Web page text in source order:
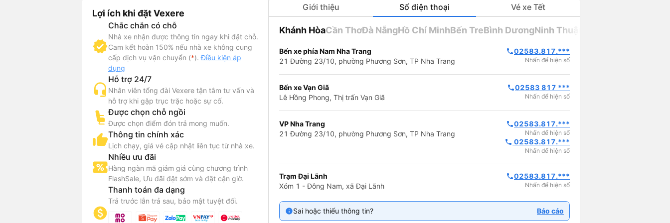
Lợi ích khi đặt Vexere
Chắc chắn có chỗ
Nhà xe nhận được thông tin ngay khi đặt chỗ.
Cam kết hoàn 150% nếu nhà xe không cung
cấp dịch vụ vận chuyển (*).Điều kiện áp
dụng
Hỗ trợ 24/7
Nhân viên tổng đài Vexere tận tâm tư vấn và
hỗ trợ khi gặp trục trặc hoặc sự cố.
Được chọn chỗ ngồi
Được chọn điểm đón trả mong muốn.
Thông tin chính xác
Lịch chạy, giá vé cập nhật liên tục từ nhà xe.
Nhiều ưu đãi
Hàng ngàn mã giảm giá cùng chương trình
FlashSale, Ưu đãi đặt sớm và đặt cận giờ.
Thanh toán đa dạng
Trả trước lẫn trả sau, bảo mật tuyệt đối.
Giới thiệu Số điện thoại Vé xe Tết
đi Nha Trang từ Sài Gòn
Linh nổi tiếng với dịch vụ vận chuyển hành khách chất lượng cao, đặc biệt là
Linh đi Nha Trang từ Sài Gòn. Với dòng xe Limousine 22 phòng đôi sang
nằm 34 và 38 chỗ, Hà Linh mang đến cho hành khách những trải nghiệm
và tiện nghi nhất trên hành trình dài. Không chỉ tập trung vào chất lượng
nhà xe Hà Linh còn chú trọng đến dịch vụ chăm sóc khách hàng, đảm bảo
của hành khách đều được đáp ứng một cách chu đáo.
Khánh HòaCần ThơĐà NẵngHồ Chí MinhBến TreBình DươngNinh Thuận
Bến xe phía Nam Nha Trang
21 Đường 23/10, phường Phương Sơn, TP Nha Trang
phone02583.817.***
Nhấn để hiện số
Bến xe Vạn Giã
Lê Hồng Phong, Thị trấn Vạn Giã
phone02583 817 ***
Nhấn để hiện số
VP Nha Trang
21 Đường 23/10, phường Phương Sơn, TP Nha Trang
phone02583.817.***
Nhấn để hiện số
phone 02583.817.***
Nhấn để hiện số
Trạm Đại Lãnh
Xóm 1 - Đông Nam, xã Đại Lãnh
phone02583.817.***
Nhấn để hiện số
Sai hoặc thiếu thông tin? Báo cáo